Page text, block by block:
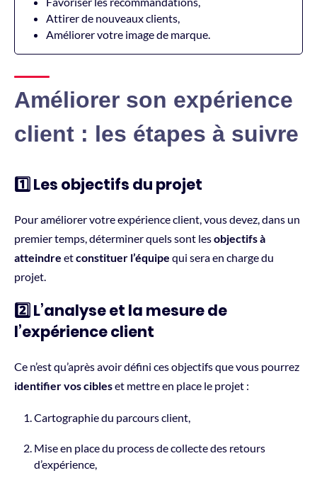
Attirer de nouveaux clients,
Améliorer votre image de marque.
Améliorer son expérience
client : les étapes à suivre
1️⃣ Les objectifs du projet
Pour améliorer votre expérience client, vous devez, dans un
premier temps, déterminer quels sont lesobjectifs à
atteindre etconstituer l’équipe qui sera en charge du
projet.
2️⃣L’analyse et la mesure de
l’expérience client
Ce n’est qu’après avoir défini ces objectifs que vous pourrez
identifier vos cibleset mettre en place le projet :
Cartographiedu parcours client,
Mise en place du process de collectedes retours
d’expérience,